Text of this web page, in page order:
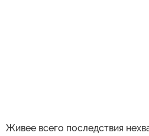
Живее всего последствия